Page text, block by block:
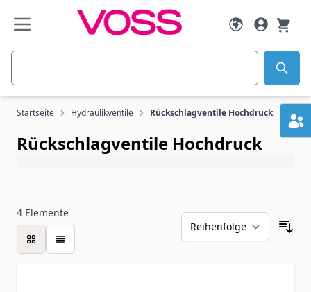
Zum Inhalt springen
Suche
Startseite Hydraulikventile Rückschlagventile Hochdruck
Rückschlagventile Hochdruck
4 Elemente
Liste